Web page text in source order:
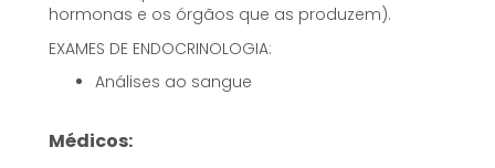
hormonas e os órgãos que as produzem).
EXAMES DE ENDOCRINOLOGIA:
Análises ao sangue
Médicos: